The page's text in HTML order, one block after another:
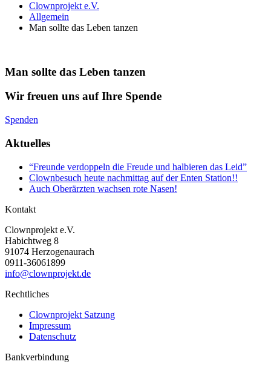
Clownprojekt e.V.
Allgemein
Man sollte das Leben tanzen
Man sollte das Leben tanzen
Wir freuen uns auf Ihre Spende
Spenden
Aktuelles
“Freunde verdoppeln die Freude und halbieren das Leid”
Clownbesuch heute nachmittag auf der Enten Station!!
Auch Oberärzten wachsen rote Nasen!
Kontakt
Clownprojekt e.V.
Habichtweg 8
91074 Herzogenaurach
0911-36061899
info@clownprojekt.de
Rechtliches
Clownprojekt Satzung
Impressum
Datenschutz
Bankverbindung